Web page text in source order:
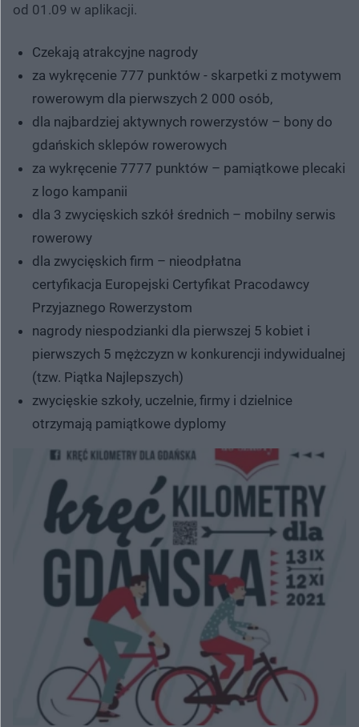
od 01.09 w aplikacji.
Czekają atrakcyjne nagrody
za wykręcenie 777 punktów - skarpetki z motywem
rowerowym dla pierwszych 2 000 osób,
dla najbardziej aktywnych rowerzystów – bony do
gdańskich sklepów rowerowych
za wykręcenie 7777 punktów – pamiątkowe plecaki
z logo kampanii
dla 3 zwycięskich szkół średnich – mobilny serwis
rowerowy
dla zwycięskich firm – nieodpłatna
certyfikacja Europejski Certyfikat Pracodawcy
Przyjaznego Rowerzystom
nagrody niespodzianki dla pierwszej 5 kobiet i
pierwszych 5 mężczyzn w konkurencji indywidualnej
(tzw. Piątka Najlepszych)
zwycięskie szkoły, uczelnie, firmy i dzielnice
otrzymają pamiątkowe dyplomy